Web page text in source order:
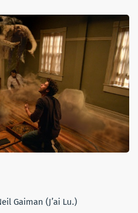
Gaiman (J’ai Lu.)